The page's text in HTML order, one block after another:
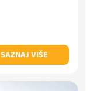
SAZNAJ VIŠE